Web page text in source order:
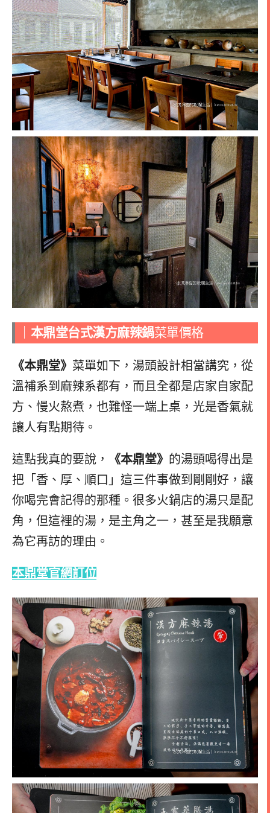
本鼎堂台式漢方麻辣鍋菜單價格
《本鼎堂》 菜單如下，湯頭設計相當講究，從
溫補系到麻辣系都有，而且全都是店家自家配
方、慢火熬煮，也難怪一端上桌，光是香氣就
讓人有點期待。
這點我真的要說， 《本鼎堂》 的湯頭喝得出是
把「香、厚、順口」這三件事做到剛剛好，讓
你喝完會記得的那種。很多火鍋店的湯只是配
角，但這裡的湯，是主角之一，甚至是我願意
為它再訪的理由。
本鼎堂官網訂位